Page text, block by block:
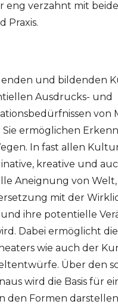
eng verzahnt mit
Praxis.
und bildenden
Ausdrucks- und
von
Sie ermöglichen
In fast allen
kreative und
Aneignung von Welt,
mit der
ihre potentielle
Dabei ermöglicht
wie auch der
Über den
wird die Basis für
den Formen